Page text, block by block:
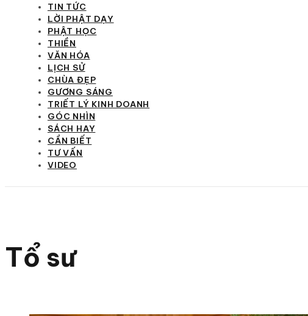
TIN TỨC
LỜI PHẬT DẠY
PHẬT HỌC
THIỀN
VĂN HÓA
LỊCH SỬ
CHÙA ĐẸP
GƯƠNG SÁNG
TRIẾT LÝ KINH DOANH
GÓC NHÌN
SÁCH HAY
CẦN BIẾT
TƯ VẤN
VIDEO
Tổ sư